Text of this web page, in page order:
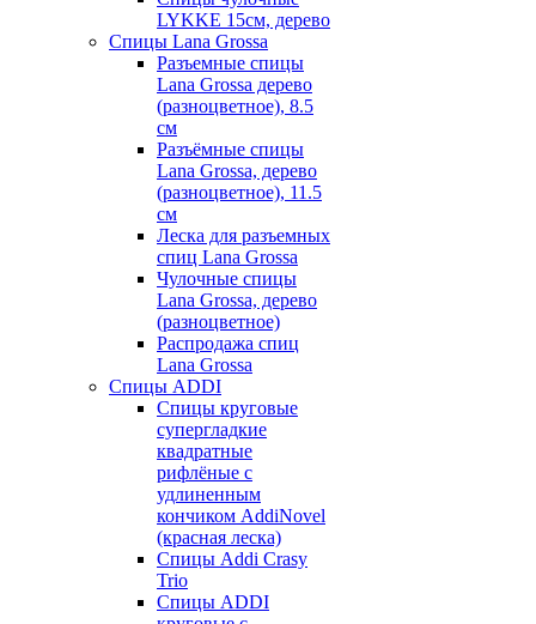
LYKKE 15см, дерево
Спицы Lana Grossa
Разъемные спицы
Lana Grossa дерево
(разноцветное), 8.5
см
Разъёмные спицы
Lana Grossa, дерево
(разноцветное), 11.5
см
Леска для разъемных
спиц Lana Grossa
Чулочные спицы
Lana Grossa, дерево
(разноцветное)
Распродажа спиц
Lana Grossa
Спицы ADDI
Спицы круговые
супергладкие
квадратные
рифлёные с
удлиненным
кончиком AddiNovel
(красная леска)
Спицы Addi Crasy
Trio
Спицы ADDI